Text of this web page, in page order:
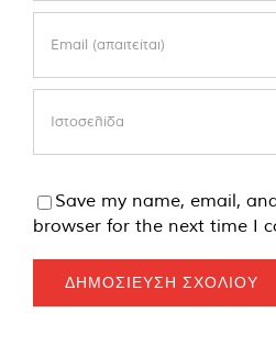
Save my name, email,
browser for the next time I